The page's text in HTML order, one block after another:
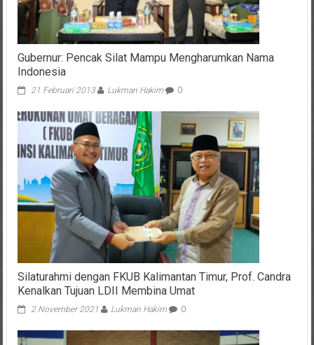
Gubernur: Pencak Silat Mampu Mengharumkan Nama
Indonesia
21 Februari 2013 Lukman Hakim 0
Silaturahmi dengan FKUB Kalimantan Timur, Prof. Candra
Kenalkan Tujuan LDII Membina Umat
2 November 2021 Lukman Hakim 0